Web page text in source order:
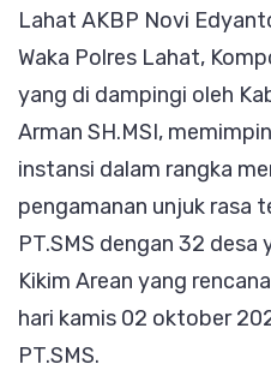
Lahat AKBP Novi
Waka Polres Lahat,
yang di dampingi oleh
Arman SH.MSI,
instansi dalam rangka
pengamanan unjuk rasa
PT.SMS dengan 32
Kikim Arean yang
hari kamis 02 oktober
PT.SMS.